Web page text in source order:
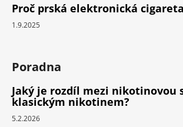
Proč prská elektronická
1.9.2025
Poradna
Jaký je rozdíl mezi nikotinovou
klasickým nikotinem?
5.2.2026